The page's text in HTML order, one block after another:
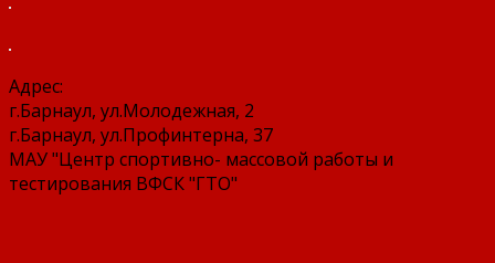
Адрес:
г.Барнаул, ул.Молодежная, 2
г.Барнаул, ул.Профинтерна, 37
МАУ "Центр спортивно- массовой работы и
тестирования ВФСК "ГТО"